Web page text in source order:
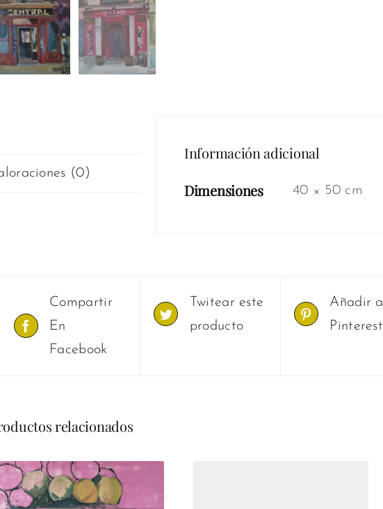
(0)
Información adicional
Dimensiones
40 × 50 cm
Compartir
En
Facebook
Twitear este
producto
Añadir a
Pinterest
relacionados